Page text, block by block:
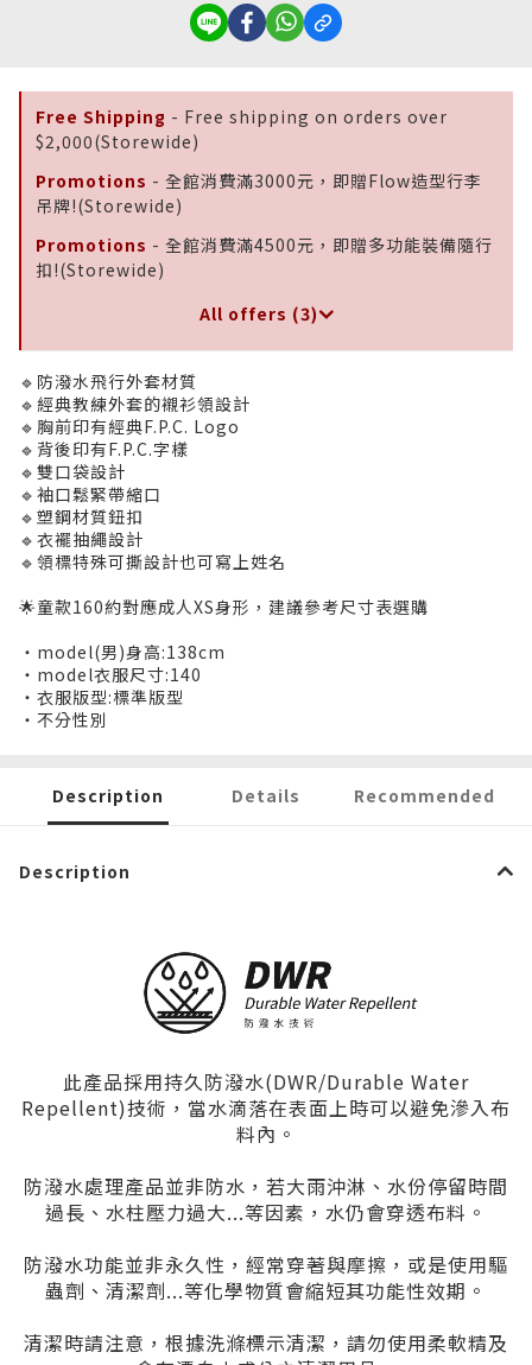
Free Shipping - Free shipping on orders over
$2,000(Storewide)
Promotions - 全館消費滿3000元，即贈Flow造型行李
吊牌!(Storewide)
Promotions - 全館消費滿4500元，即贈多功能裝備隨行
扣!(Storewide)
All offers (3)
🔹防潑水飛行外套材質
🔹經典教練外套的襯衫領設計
🔹胸前印有經典F.P.C. Logo
🔹背後印有F.P.C.字樣
🔹雙口袋設計
🔹袖口鬆緊帶縮口
🔹塑鋼材質鈕扣
🔹衣襬抽繩設計
🔹領標特殊可撕設計也可寫上姓名
🌟童款160約對應成人XS身形，建議參考尺寸表選購
・model(男)身高:138cm
・model衣服尺寸:140
・衣服版型:標準版型
・不分性別
Description Details Recommended
Description
此產品採用持久防潑水(DWR/Durable Water
Repellent)技術，當水滴落在表面上時可以避免滲入布
料內。
防潑水處理產品並非防水，若大雨沖淋、水份停留時間
過長、水柱壓力過大...等因素，水仍會穿透布料。
防潑水功能並非永久性，經常穿著與摩擦，或是使用驅
蟲劑、清潔劑...等化學物質會縮短其功能性效期。
清潔時請注意，根據洗滌標示清潔，請勿使用柔軟精及